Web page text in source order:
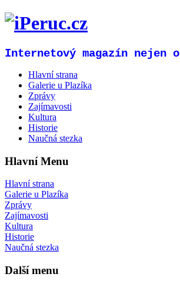
Internetový magazín nejen
Hlavní strana
Galerie u Plazíka
Zprávy
Zajímavosti
Kultura
Historie
Naučná stezka
Hlavní Menu
Hlavní strana
Galerie u Plazíka
Zprávy
Zajímavosti
Kultura
Historie
Naučná stezka
Další menu